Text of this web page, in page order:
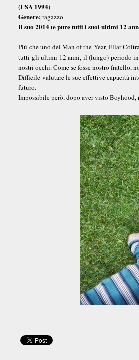
(USA 1994)
Genere:ragazzo
Il suo 2014 (e pure tutti i suoi ultimi 12
Più che uno dei Man of the Year, Ellar
tutti gli ultimi 12 anni, il (lungo) periodo
nostri occhi. Come se fosse nostro fratello,
Difficile valutare le sue effettive capacità
futuro.
Impossibile però, dopo aver visto